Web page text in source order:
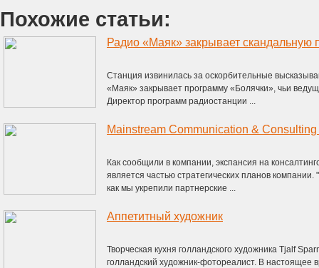
Похожие статьи:
Радио «Маяк» закрывает скандальную
Станция извинилась за оскорбительные
«Маяк» закрывает программу «Болячки», чьи
Директор программ радиостанции ...
Как сообщили в компании, экспансия на
является частью стратегических планов
как мы укрепили партнерские ...
Аппетитный художник
Творческая кухня голландского художника Tjalf
голландский художник-фотореалист. В настоящее